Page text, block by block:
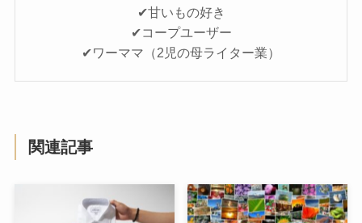
✔甘いもの好き
✔コープユーザー
✔ワーママ（2児の母ライター業）
関連記事